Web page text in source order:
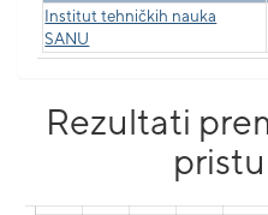
Institut tehničkih nauka
SANU
Rezultati